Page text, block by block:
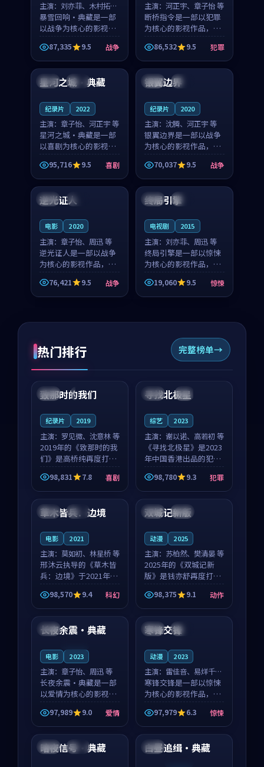
主演： 刘亦菲、木村拓哉
等
暴雪回响·典藏是一部
以战争为核心的影视作
品，围绕危机、反转与
人物成长展开，整体节
奏紧凑，值得推荐观
看。
87,335 9.5 战争
主演： 河正宇、章子怡 等
断桥指令是一部以犯罪
为核心的影视作品，围
绕危机、反转与人物成
长展开，整体节奏紧
凑，值得推荐观看。
86,532 9.5 犯罪
中国 热播
星河之城·典藏
纪录片 2022
主演： 章子怡、河正宇 等
星河之城·典藏是一部
以喜剧为核心的影视作
品，围绕危机、反转与
人物成长展开，整体节
奏紧凑，值得推荐观
看。
95,716 9.5 喜剧
中国 完结
银翼边界
纪录片 2020
主演： 沈腾、河正宇 等
银翼边界是一部以战争
为核心的影视作品，围
绕危机、反转与人物成
长展开，整体节奏紧
凑，值得推荐观看。
70,037 9.5 战争
英国 热播
逆光证人
电影 2020
主演： 章子怡、周迅 等
逆光证人是一部以战争
为核心的影视作品，围
绕危机、反转与人物成
长展开，整体节奏紧
凑，值得推荐观看。
76,421 9.5 战争
英国 独播
终局引擎
电视剧 2015
主演： 刘亦菲、周迅 等
终局引擎是一部以惊悚
为核心的影视作品，围
绕危机、反转与人物成
长展开，整体节奏紧
凑，值得推荐观看。
19,060 9.5 惊悚
热门排行 完整榜单
中国 4K
99:22
致那时的我们
纪录片 2019
主演： 罗见微、沈意林 等
2019年的《致那时的我
们》是高桥纯再度打磨
的喜剧佳作。中国大陆
的取景与都市寓言的氛
围相互成就，罗见微与
沈意林的对手戏自然克
制，让整部影片在悬
98,831 7.8 喜剧
中国 4K
99:18
寻找北极星
综艺 2023
主演： 谢以诺、高若初 等
《寻找北极星》是2023
年中国香港出品的犯罪
新作，主创团队希望用
公路冒险的故事让观众
停下来想一想。谢以诺
领衔，高若初担任重要
角色，戚南柯的叙事
98,780 9.3 犯罪
泰国 独播
草木皆兵：边境
电影 2021
主演： 莫如初、林星桥 等
邢沐云执导的《草木皆
兵：边境》于2021年面
世，泰国的城市气质与
校园青春的人物心境共
同构筑了影片基调。莫
如初、林星桥用细腻的
表演撑起整部科幻电
98,570 9.4 科幻
中国 独播
双城记新版
动漫 2025
主演： 苏柏然、樊清晏 等
2025年的《双城记新
版》是钱亦舒再度打磨
的动作佳作。中国大陆
的取景与沙漠探险的氛
围相互成就，苏柏然与
樊清晏的对手戏自然克
制，让整部影片在悬念
98,375 9.1 动作
韩国
长夜余震·典藏
电影 2023
主演： 章子怡、周迅 等
长夜余震·典藏是一部
以爱情为核心的影视作
品，围绕危机、反转与
人物成长展开，整体节
奏紧凑，值得推荐观
看。
97,989 9.0 爱情
日本 院线
寒锋交锋
动漫 2023
主演： 雷佳音、易烊千玺
等
寒锋交锋是一部以惊悚
为核心的影视作品，围
绕危机、反转与人物成
长展开，整体节奏紧
凑，值得推荐观看。
97,979 6.3 惊悚
法国 完结
暗夜信号·典藏
日本
白昼追缉·典藏